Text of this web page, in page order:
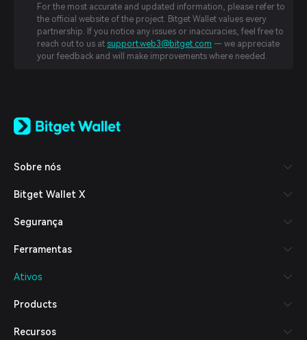
For the most accurate and updated information, please refer to
the official website of the project. Bitget Wallet values every
partnership. If you notice any issues or inaccuracies, feel free to
reach out to us at support.web3@bitget.com — we appreciate
your feedback and will make improvements where needed.
日本語
Español (Latinoamérica)
Italiano
Deutsch
繁體中文
Bahasa Indonesia
हिन्दी
Sobre nós
Bitget Wallet X
Segurança
Ferramentas
Ativos
Products
Recursos